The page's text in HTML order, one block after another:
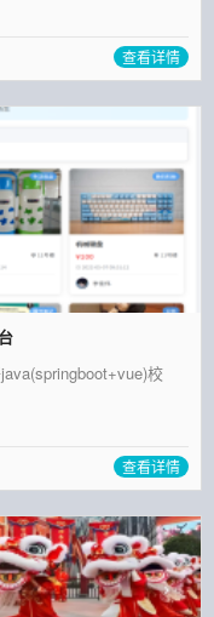
查看详情
校
查看详情